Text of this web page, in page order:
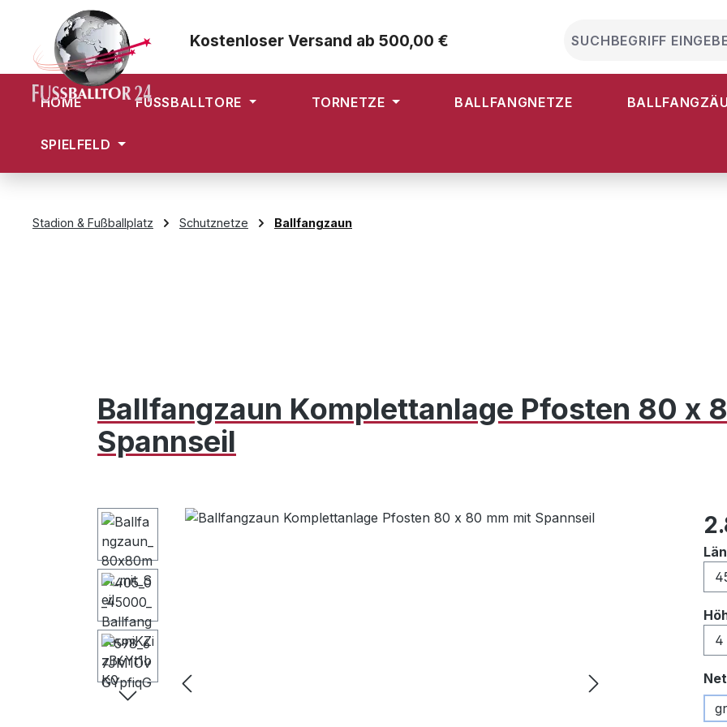
Hauptinhalt springen
Zur Suche springen
Zur Hauptnavigation springen
Kostenloser Versand ab 500,00 €
HOME FUSSBALLTORE TORNETZE BALLFANGNETZE
SPIELFELD
Stadion & Fußballplatz Schutznetze Ballfangzaun
Ballfangzaun Komplettanlage Pfosten 80 x
Spannseil
Bildergalerie überspringen